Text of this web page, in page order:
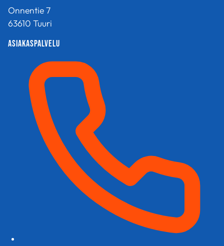
useampi
muunnelma.
Voit
tehdä
tuotteen
sivulla.
Onnentie 7
63610 Tuuri
Asiakaspalvelu